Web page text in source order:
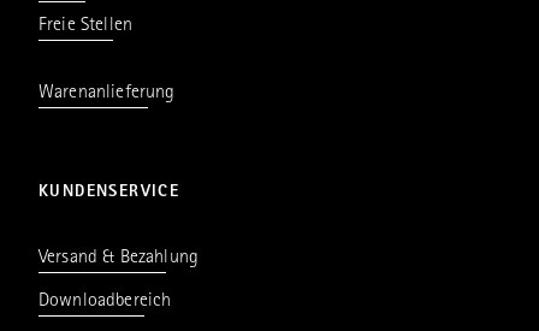
Freie Stellen
Warenanlieferung
KUNDENSERVICE
Versand & Bezahlung
Downloadbereich